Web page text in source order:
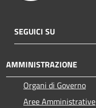
SEGUICI SU
AMMINISTRAZIONE
Organi di Governo
Aree Amministrative